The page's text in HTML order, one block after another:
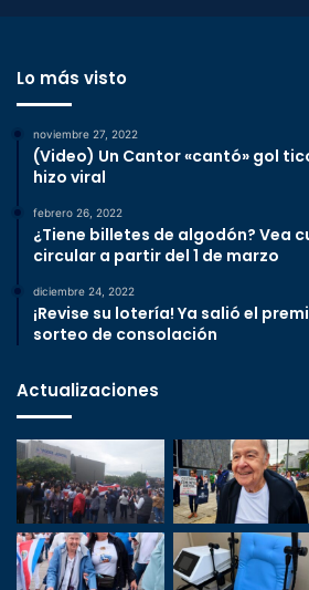
Lo más visto
noviembre 27, 2022
(Video) Un Cantor «cantó» gol
hizo viral
febrero 26, 2022
¿Tiene billetes de algodón? Vea
circular a partir del 1 de marzo
diciembre 24, 2022
¡Revise su lotería! Ya salió el
sorteo de consolación
Actualizaciones